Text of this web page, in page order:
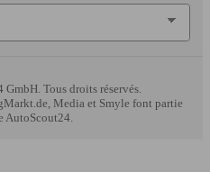
Tous droits réservés.
Media et Smyle font partie
AutoScout24.